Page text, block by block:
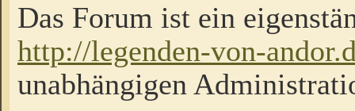
Das Forum ist ein
http://legenden-von-
unabhängigen